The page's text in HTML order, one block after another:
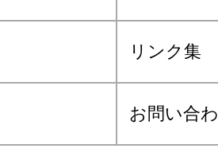
リンク集
お問い合